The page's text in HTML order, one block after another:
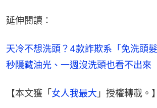
延伸閱讀：
天冷不想洗頭？4款詐欺系「免洗頭
秒隱藏油光、一週沒洗頭也看不出來
【本文獲「女人我最大 」授權轉載。】